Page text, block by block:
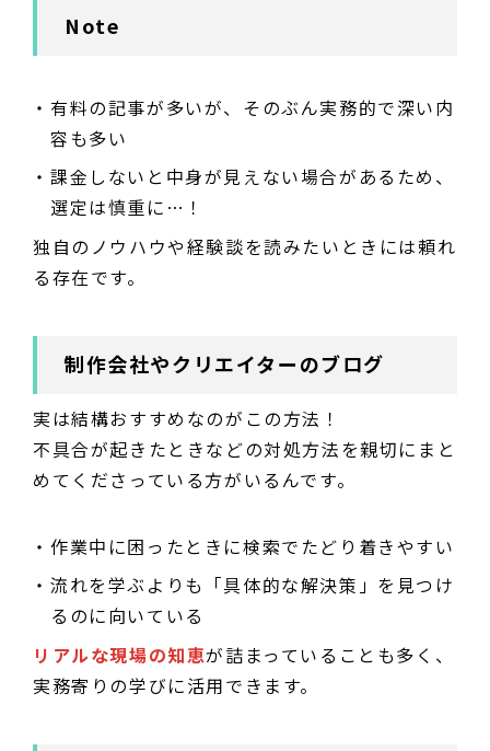
Note
有料の記事が多いが、そのぶん実務的で深い内
容も多い
課金しないと中身が見えない場合があるため、
選定は慎重に…！
独自のノウハウや経験談を読みたいときには頼れ
る存在です。
制作会社やクリエイターのブログ
実は結構おすすめなのがこの方法！
不具合が起きたときなどの対処方法を親切にまと
めてくださっている方がいるんです。
作業中に困ったときに検索でたどり着きやすい
流れを学ぶよりも「具体的な解決策」を見つけ
るのに向いている
リアルな現場の知恵が詰まっていることも多く、
実務寄りの学びに活用できます。